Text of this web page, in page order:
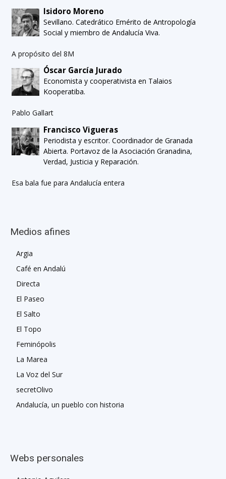
Isidoro Moreno
Sevillano. Catedrático Emérito de Antropología
Social y miembro de Andalucía Viva.
A propósito del 8M
Óscar García Jurado
Economista y cooperativista en Talaios
Kooperatiba.
Pablo Gallart
Francisco Vigueras
Periodista y escritor. Coordinador de Granada
Abierta. Portavoz de la Asociación Granadina,
Verdad, Justicia y Reparación.
Esa bala fue para Andalucía entera
Medios afines
Argia
Café en Andalú
Directa
El Paseo
El Salto
El Topo
Feminópolis
La Marea
La Voz del Sur
secretOlivo
Andalucía, un pueblo con historia
Webs personales